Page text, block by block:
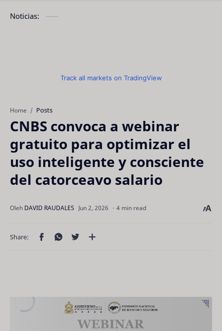
Noticias:
Track all markets on TradingView
Home Posts
CNBS convoca a webinar
gratuito para optimizar el
uso inteligente y consciente
del catorceavo salario
4 min read